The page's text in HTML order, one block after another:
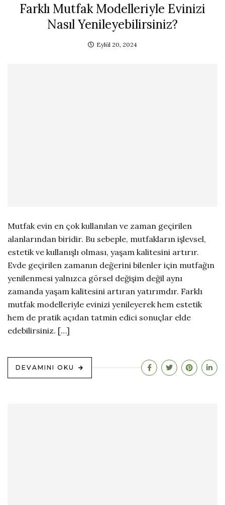
Farklı Mutfak Modelleriyle Evinizi
Nasıl Yenileyebilirsiniz?
Eylül 20, 2024
Mutfak evin en çok kullanılan ve zaman geçirilen
alanlarından biridir. Bu sebeple, mutfakların işlevsel,
estetik ve kullanışlı olması, yaşam kalitesini artırır.
Evde geçirilen zamanın değerini bilenler için mutfağın
yenilenmesi yalnızca görsel değişim değil aynı
zamanda yaşam kalitesini artıran yatırımdır. Farklı
mutfak modelleriyle evinizi yenileyerek hem estetik
hem de pratik açıdan tatmin edici sonuçlar elde
edebilirsiniz. […]
DEVAMINI OKU